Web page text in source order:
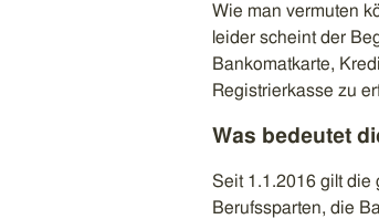
Wie man vermuten
leider scheint der
Bankomatkarte,
Registrierkasse zu
Was bedeutet
Seit 1.1.2016 gilt die
Berufssparten, die